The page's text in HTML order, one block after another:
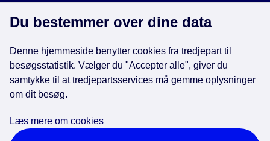
Genveje
EAN-numre i kommunen
Cookies
Du bestemmer over dine data
Denne hjemmeside benytter cookies fra tredjepart til
besøgsstatistik. Vælger du "Accepter alle", giver du
samtykke til at tredjepartsservices må gemme oplysninger
om dit besøg.
Læs mere om cookies